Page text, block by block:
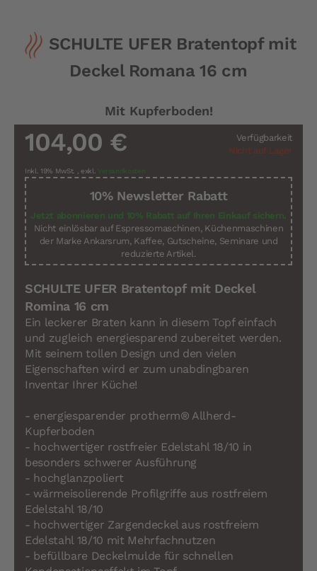
Anfang
der
SCHULTE UFER Bratentopf mit
Deckel Romana 16 cm
Mit Kupferboden!
Verfügbarkeit
Nicht auf Lager
104,00 €
Inkl. 19% MwSt. , exkl. Versandkosten
10% Newsletter Rabatt
Jetzt abonnieren und 10% Rabatt auf Ihren Einkauf sichern.
Nicht einlösbar auf Espressomaschinen, Küchenmaschinen
der Marke Ankarsrum, Kaffee, Gutscheine, Seminare und
reduzierte Artikel.
SCHULTE UFER Bratentopf mit Deckel
Romina 16 cm
Ein leckerer Braten kann in diesem Topf einfach
und zugleich energiesparend zubereitet werden.
Mit seinem tollen Design und den vielen
Eigenschaften wird er zum unabdingbaren
Inventar Ihrer Küche!
- energiesparender protherm® Allherd-
Kupferboden
- hochwertiger rostfreier Edelstahl 18/10 in
besonders schwerer Ausführung
- hochglanzpoliert
- wärmeisolierende Profilgriffe aus rostfreiem
Edelstahl 18/10
- hochwertiger Zargendeckel aus rostfreiem
Edelstahl 18/10 mit Mehrfachnutzen
- befüllbare Deckelmulde für schnellen